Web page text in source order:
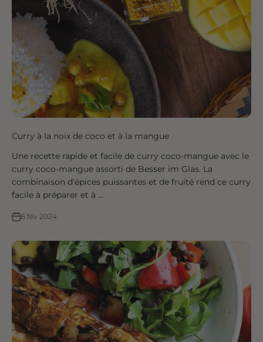
Curry à la noix de coco et à la mangue
Une recette rapide et facile de curry coco-mangue avec le
curry coco-mangue assorti de Besser im Glas. La
combinaison d'épices puissantes et de fruité rend ce curry
facile à préparer et à ...
6 fév 2024